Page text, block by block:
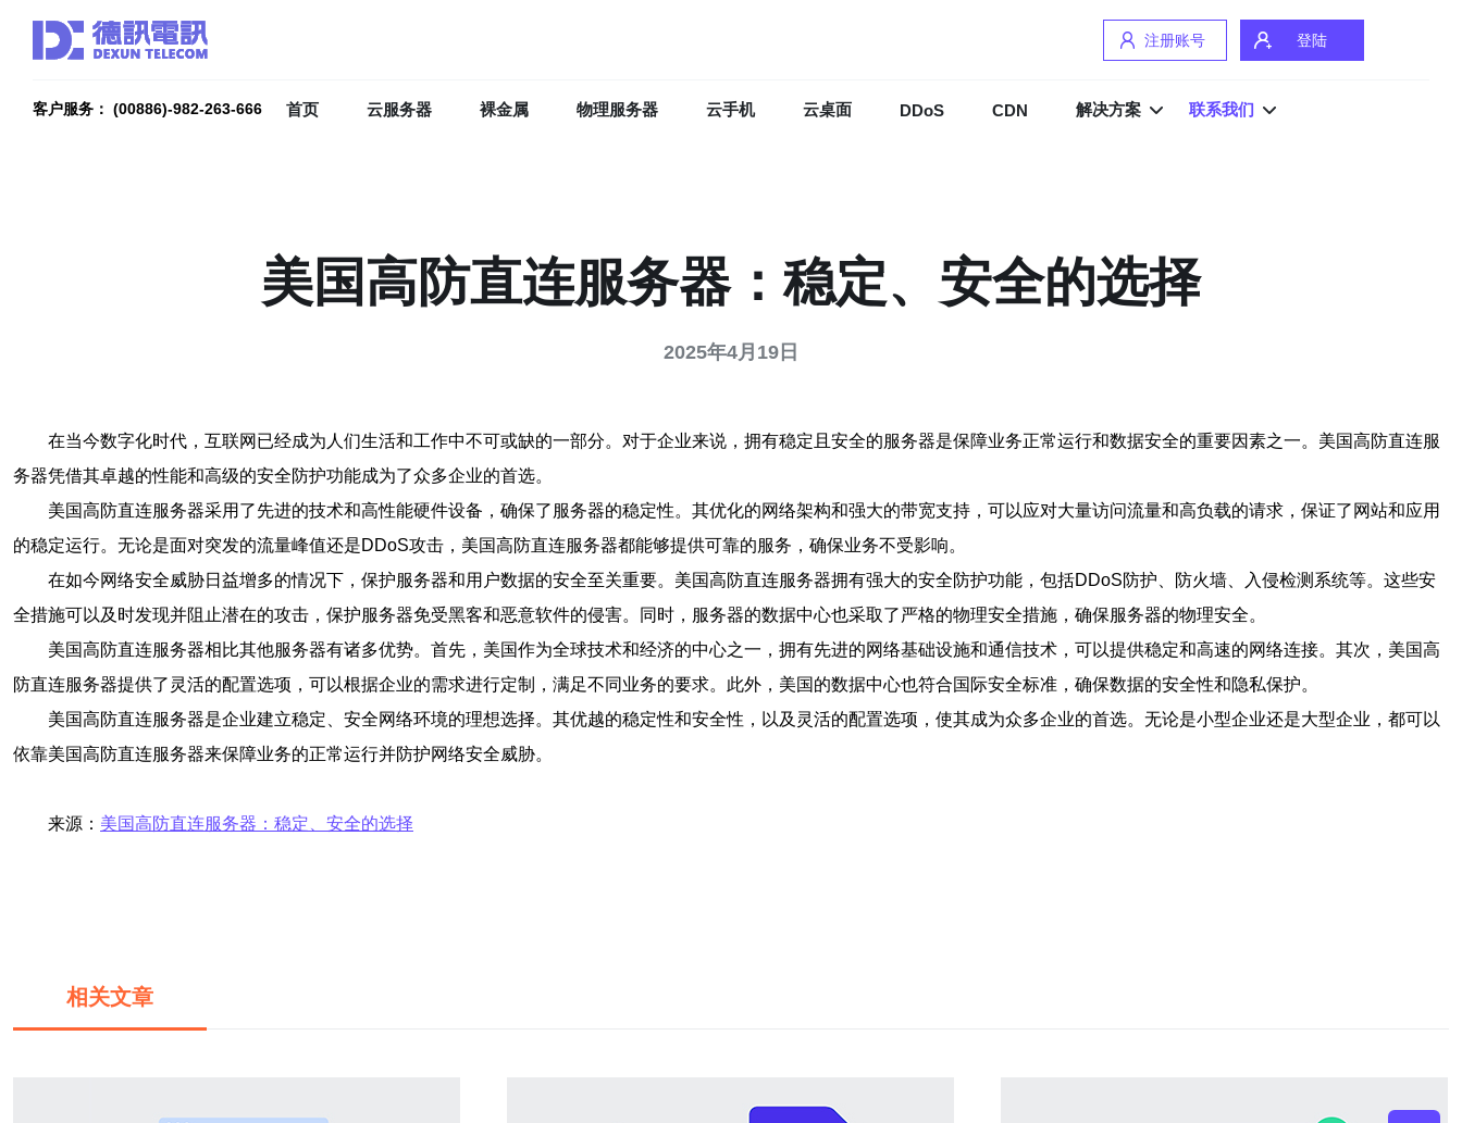
注册账号 登陆
客户服务： (00886)-982-263-666 首页 云服务器 裸金属 物理服务器 云手机 云桌面 DDoS CDN 解决方案 联系我们
美国高防直连服务器：稳定、安全的选择
2025年4月19日
在当今数字化时代，互联网已经成为人们生活和工作中不可或缺的一部分。对于企业来说，拥有稳定且安全的服务器是保障业务正常运行和数据安全的重要因素之一。美国高防直连服
务器凭借其卓越的性能和高级的安全防护功能成为了众多企业的首选。
美国高防直连服务器采用了先进的技术和高性能硬件设备，确保了服务器的稳定性。其优化的网络架构和强大的带宽支持，可以应对大量访问流量和高负载的请求，保证了网站和应用
的稳定运行。无论是面对突发的流量峰值还是DDoS攻击，美国高防直连服务器都能够提供可靠的服务，确保业务不受影响。
在如今网络安全威胁日益增多的情况下，保护服务器和用户数据的安全至关重要。美国高防直连服务器拥有强大的安全防护功能，包括DDoS防护、防火墙、入侵检测系统等。这些安
全措施可以及时发现并阻止潜在的攻击，保护服务器免受黑客和恶意软件的侵害。同时，服务器的数据中心也采取了严格的物理安全措施，确保服务器的物理安全。
美国高防直连服务器相比其他服务器有诸多优势。首先，美国作为全球技术和经济的中心之一，拥有先进的网络基础设施和通信技术，可以提供稳定和高速的网络连接。其次，美国高
防直连服务器提供了灵活的配置选项，可以根据企业的需求进行定制，满足不同业务的要求。此外，美国的数据中心也符合国际安全标准，确保数据的安全性和隐私保护。
美国高防直连服务器是企业建立稳定、安全网络环境的理想选择。其优越的稳定性和安全性，以及灵活的配置选项，使其成为众多企业的首选。无论是小型企业还是大型企业，都可以
依靠美国高防直连服务器来保障业务的正常运行并防护网络安全威胁。
来源： 美国高防直连服务器：稳定、安全的选择
相关文章